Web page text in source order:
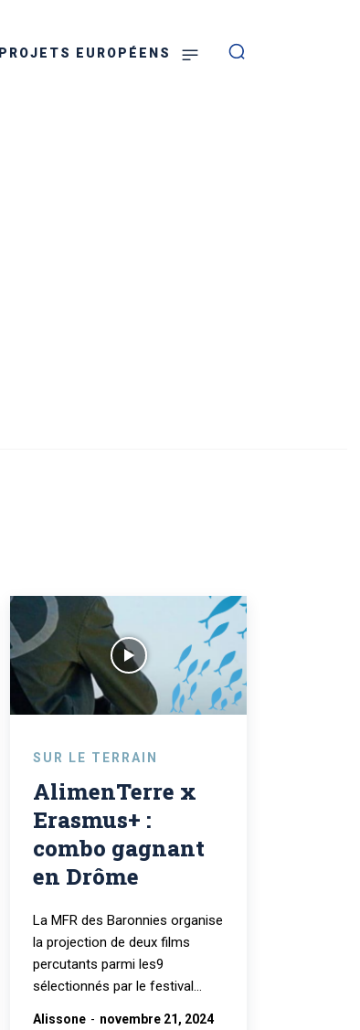
PROJETS EUROPÉENS
SUR LE TERRAIN
AlimenTerre x
Erasmus+ :
combo gagnant
en Drôme
La MFR des Baronnies organise
la projection de deux films
percutants parmi les9
sélectionnés par le festival...
Alissone - novembre 21, 2024